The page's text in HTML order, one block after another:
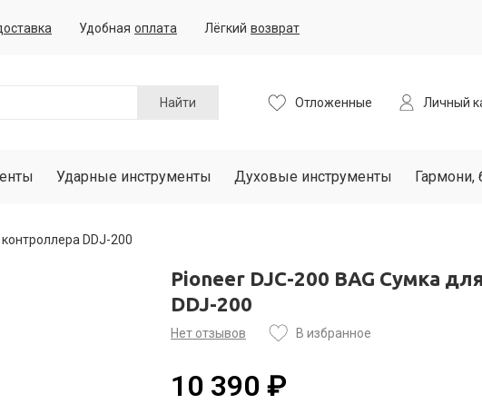
Удобная оплата Лёгкий возврат
Найти Отложенные Личный
Ударные инструменты Духовые инструменты Гармони,
DDJ-200
Pioneer DJC-200 BAG Сумка
DDJ-200
Нет отзывов В избранное
10 390 ₽